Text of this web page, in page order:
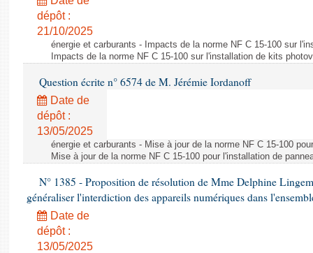
dépôt :
21/10/2025
énergie et carburants - Impacts de la norme NF C 15-100 sur
Impacts de la norme NF C 15-100 sur l'installation de kits
Question écrite n° 6574 de M. Jérémie Iordanoff
Date de
dépôt :
13/05/2025
énergie et carburants - Mise à jour de la norme NF C 15-100
Mise à jour de la norme NF C 15-100 pour l'installation de
N° 1385 - Proposition de résolution de Mme Delphine
généraliser l'interdiction des appareils numériques dans
Date de
dépôt :
13/05/2025